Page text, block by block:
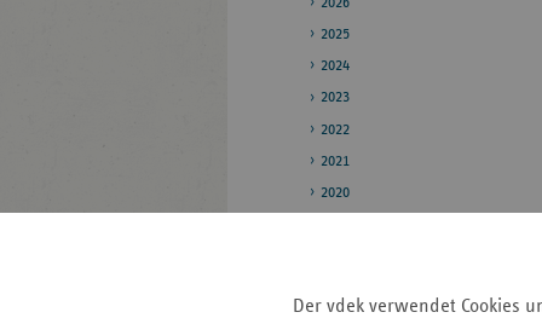
Der vdek verwendet Cookies
2025
2024
2023
2022
2021
2020